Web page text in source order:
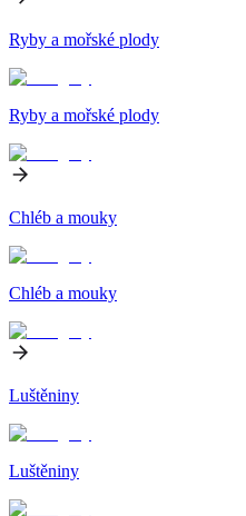
Ryby a mořské plody
Ryby a mořské plody
Chléb a mouky
Chléb a mouky
Luštěniny
Luštěniny